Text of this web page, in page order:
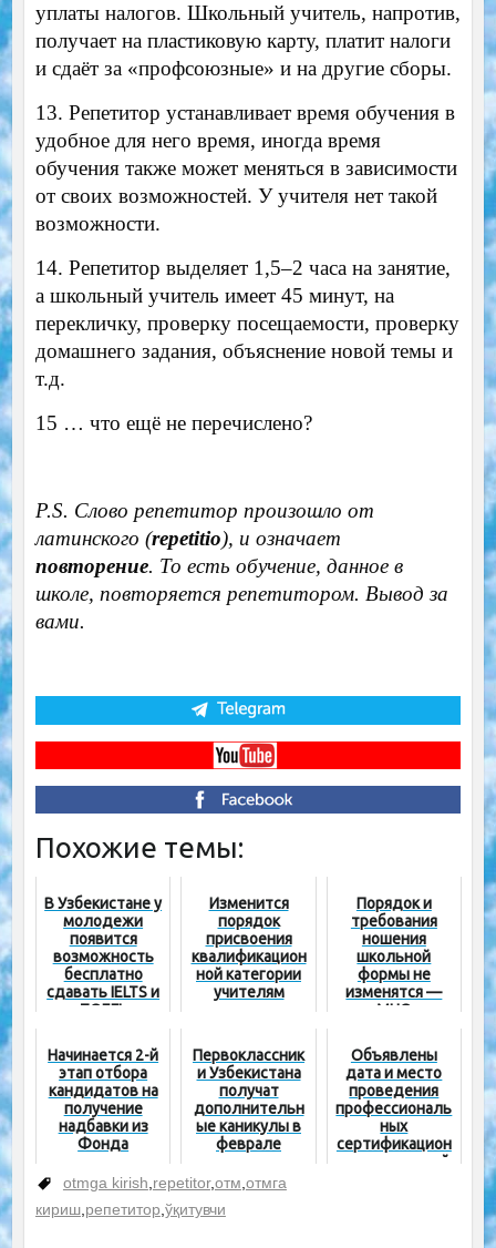
уплаты налогов. Школьный учитель, напротив,
получает на пластиковую карту, платит налоги
и сдаёт за «профсоюзные» и на другие сборы.
13. Репетитор устанавливает время обучения в
удобное для него время, иногда время
обучения также может меняться в зависимости
от своих возможностей. У учителя нет такой
возможности.
14. Репетитор выделяет 1,5–2 часа на занятие,
а школьный учитель имеет 45 минут, на
перекличку, проверку посещаемости, проверку
домашнего задания, объяснение новой темы и
т.д.
15 … что ещё не перечислено?
P.S. Слово репетитор произошло от
латинского (repetitio), и означает
повторение. То есть обучение, данное в
школе, повторяется репетитором. Вывод за
вами.
Похожие темы:
В Узбекистане у
молодежи
появится
возможность
бесплатно
сдавать IELTS и
TOEFL
Изменится
порядок
присвоения
квалификацион
ной категории
учителям
Порядок и
требования
ношения
школьной
формы не
изменятся —
МНО
Начинается 2-й
этап отбора
кандидатов на
получение
надбавки из
Фонда
Первоклассник
и Узбекистана
получат
дополнительн
ые каникулы в
феврале
Объявлены
дата и место
проведения
профессиональ
ных
сертификацион
ных испытаний
otmga kirish repetitor,отм отмга
кириш, репетитор ўқитувчи